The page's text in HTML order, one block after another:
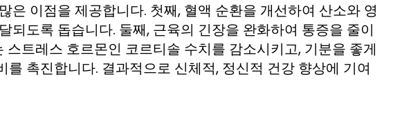
은 이점을 제공합니다. 첫째, 혈액 순환을 개선하여 산소와 영
되도록 돕습니다. 둘째, 근육의 긴장을 완화하여 통증을 줄이
트레스 호르몬인 코르티솔 수치를 감소시키고, 기분을 좋게
촉진합니다. 결과적으로 신체적, 정신적 건강 향상에 기여